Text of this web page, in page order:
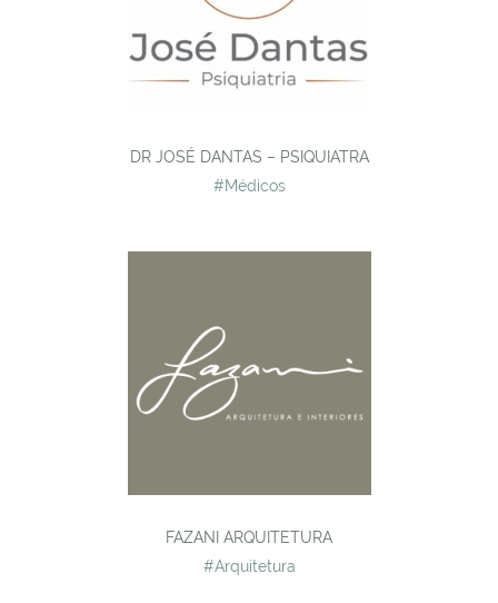
DR JOSÉ DANTAS – PSIQUIATRA
#Médicos
FAZANI ARQUITETURA
#Arquitetura